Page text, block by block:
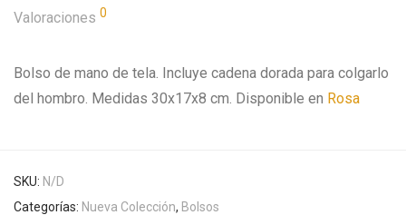
Valoraciones 0
Bolso de mano de tela. Incluye cadena dorada para colgarlo
del hombro. Medidas 30x17x8 cm. Disponible en Rosa
SKU: N/D
Categorías: Nueva Colección, Bolsos